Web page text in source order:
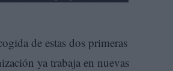
de estas dos primeras
ya trabaja en nuevas